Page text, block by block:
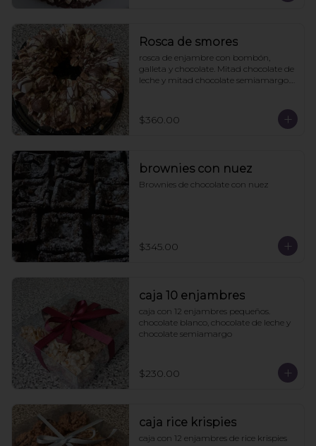
Rosca de smores
rosca de enjambre con bombón,
galleta y chocolate. Mitad chocolate de
leche y mitad chocolate semiamargo.
$360.00
brownies con nuez
Brownies de chocolate con nuez
$345.00
caja 10 enjambres
caja con 12 enjambres pequeños.
chocolate blanco, chocolate de leche y
chocolate semiamargo
$230.00
caja rice krispies
caja con 12 enjambres de rice krispies